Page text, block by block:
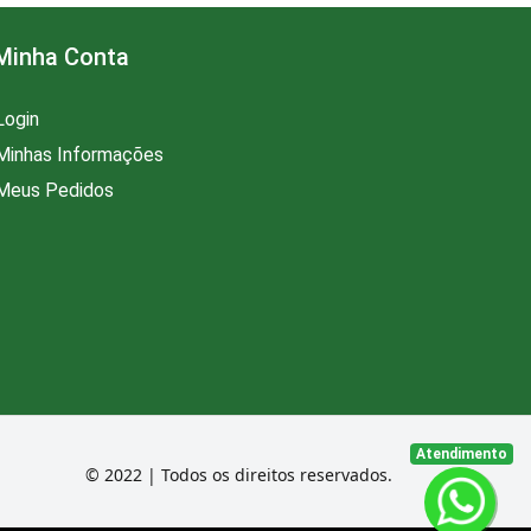
Conta
Informações
Pedidos
© 2022 | Todos os direitos reservados.
Atendimento